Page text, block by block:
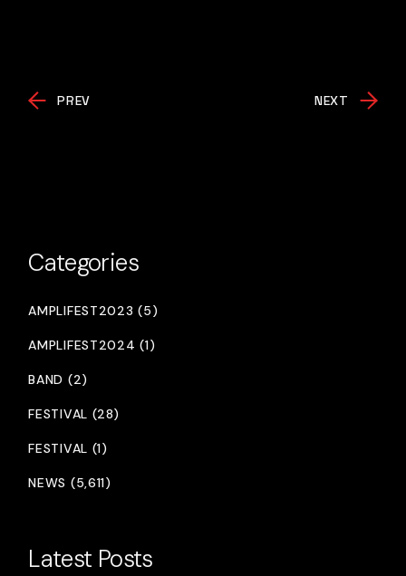
PREV NEXT
Categories
AMPLIFEST2023 (5)
AMPLIFEST2024 (1)
BAND (2)
FESTIVAL (28)
FESTIVAL (1)
NEWS (5,611)
Latest Posts